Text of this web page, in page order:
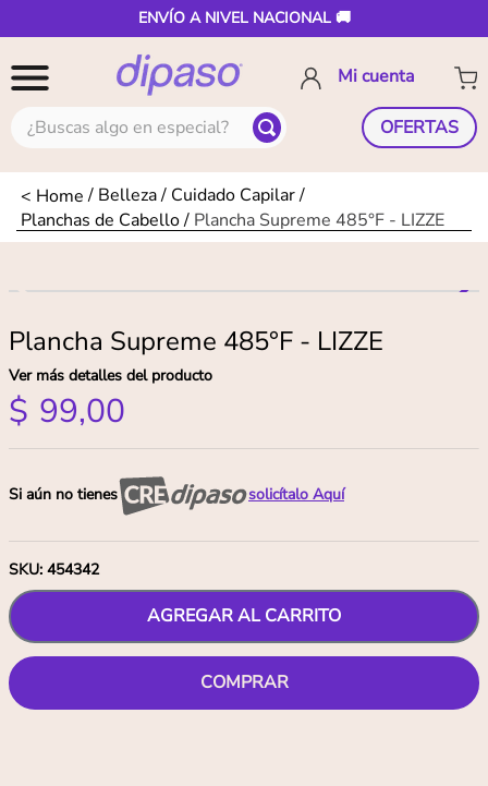
ENVÍO A NIVEL NACIONAL 🚚
¿Buscas algo en especial? OFERTAS
Belleza
Cuidado Capilar
Planchas de Cabello
Plancha Supreme 485°F - LIZZE
Plancha Supreme 485°F - LIZZE
Ver más detalles del producto
$ 99,00
Si aún no tienes solicítalo Aquí
SKU: 454342
AGREGAR AL CARRITO
COMPRAR